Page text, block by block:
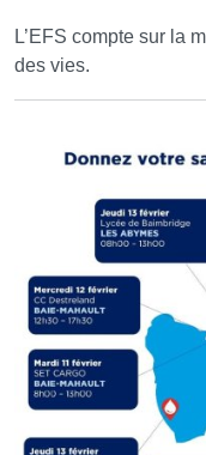
L’EFS compte sur la
des vies.